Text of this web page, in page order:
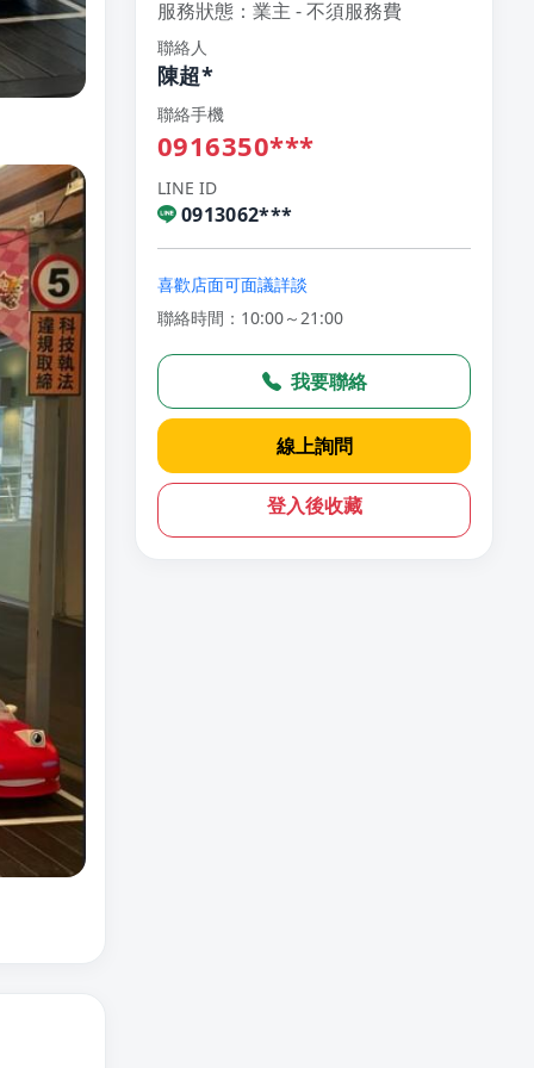
服務狀態：業主 - 不須服務費
聯絡人
陳超*
聯絡手機
0916350***
LINE ID
0913062***
喜歡店面可面議詳談
聯絡時間：10:00～21:00
我要聯絡
線上詢問
登入後收藏